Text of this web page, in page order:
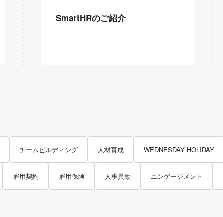
SmartHRのご紹介
チームビルディング 人材育成 WEDNESDAY HOLIDAY
雇用契約 雇用保険 人事異動 エンゲージメント